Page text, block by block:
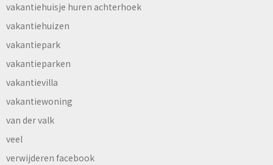
vakantiehuisje huren achterhoek
vakantiehuizen
vakantiepark
vakantieparken
vakantievilla
vakantiewoning
van der valk
veel
verwijderen facebook